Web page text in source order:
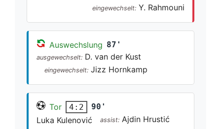
eingewechselt: Y. Rahmouni
Auswechslung 87'
ausgewechselt: D. van der Kust
eingewechselt: Jizz Hornkamp
Tor 4:2 90'
Luka Kulenović assist: Ajdin Hrustić